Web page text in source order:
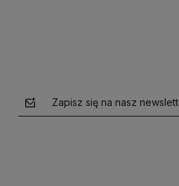
Zapisz się na nasz